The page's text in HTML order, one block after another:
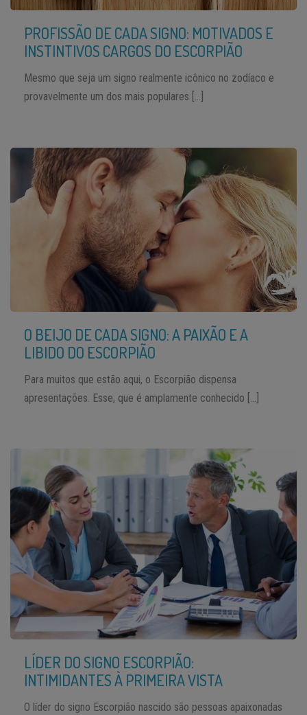
PROFISSÃO DE CADA SIGNO: MOTIVADOS E
INSTINTIVOS CARGOS DO ESCORPIÃO
Mesmo que seja um signo realmente icônico no zodíaco e
provavelmente um dos mais populares […]
O BEIJO DE CADA SIGNO: A PAIXÃO E A
LIBIDO DO ESCORPIÃO
Para muitos que estão aqui, o Escorpião dispensa
apresentações. Esse, que é amplamente conhecido […]
LÍDER DO SIGNO ESCORPIÃO:
INTIMIDANTES À PRIMEIRA VISTA
O líder do signo Escorpião nascido são pessoas apaixonadas